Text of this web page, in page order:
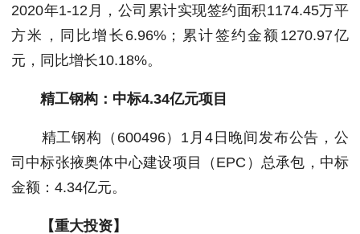
2020年1-12月，公司累计实现签约面积1174.45万平
方米，同比增长6.96%；累计签约金额1270.97亿
元，同比增长10.18%。
精工钢构：中标4.34亿元项目
精工钢构（600496）1月4日晚间发布公告，公
司中标张掖奥体中心建设项目（EPC）总承包，中标
金额：4.34亿元。
【重大投资】